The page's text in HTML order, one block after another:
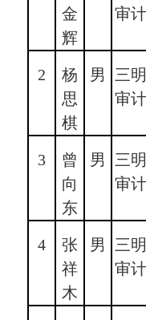
金
辉
审
2
杨
思
棋
男
三
审
3
曾
向
东
男
三
审
4
张
祥
木
男
三
审